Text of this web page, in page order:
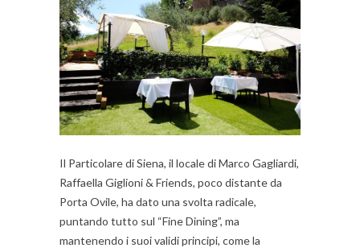
Il Particolare di Siena, il locale di Marco Gagliardi,
Raffaella Giglioni & Friends, poco distante da
Porta Ovile, ha dato una svolta radicale,
puntando tutto sul “Fine Dining”, ma
mantenendo i suoi validi principi, come la